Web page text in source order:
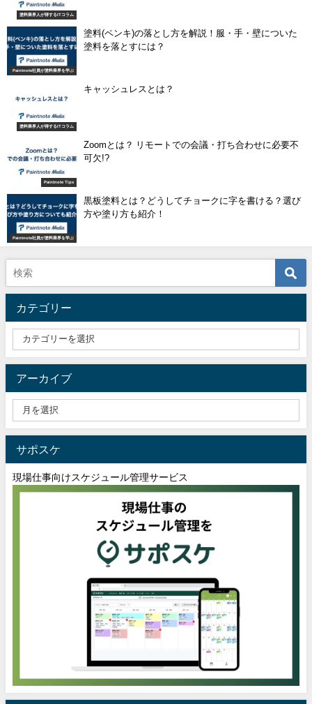
塗料業界人が得するITコラム
Paintnote社員が塗料業界を学ぶ
塗料(ペンキ)の落とし方を解説！服・手・壁についた
塗料を落とすには？
塗料業界人が得するITコラム
キャッシュレスとは？
Paintnote Tips
Zoomとは？ リモートでの会議・打ち合わせに必要不
可欠!?
Paintnote社員が塗料業界を学ぶ
黒板塗料とは？どうしてチョークに字を書ける？選び
方や塗り方も紹介！
カテゴリー
アーカイブ
サポスケ
現場仕事向けスケジュール管理サービス